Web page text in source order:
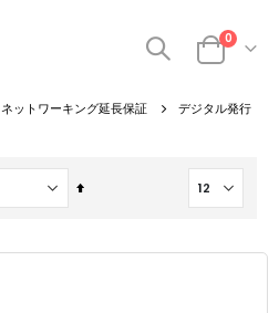
カート
0商品
ネットワーキング延長保証 デジタル発行
降